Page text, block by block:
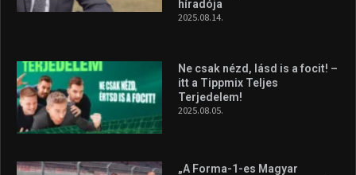
híradója
2025.08.14.
Ne csak nézd, lásd is a focit! –
itt a Tippmix Teljes
Terjedelem!
2025.08.05.
„A Forma-1-es Magyar